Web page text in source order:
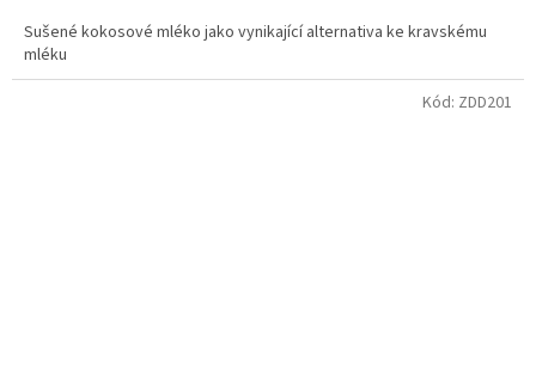
Sušené kokosové mléko jako vynikající alternativa ke kravskému
mléku
Kód: ZDD201